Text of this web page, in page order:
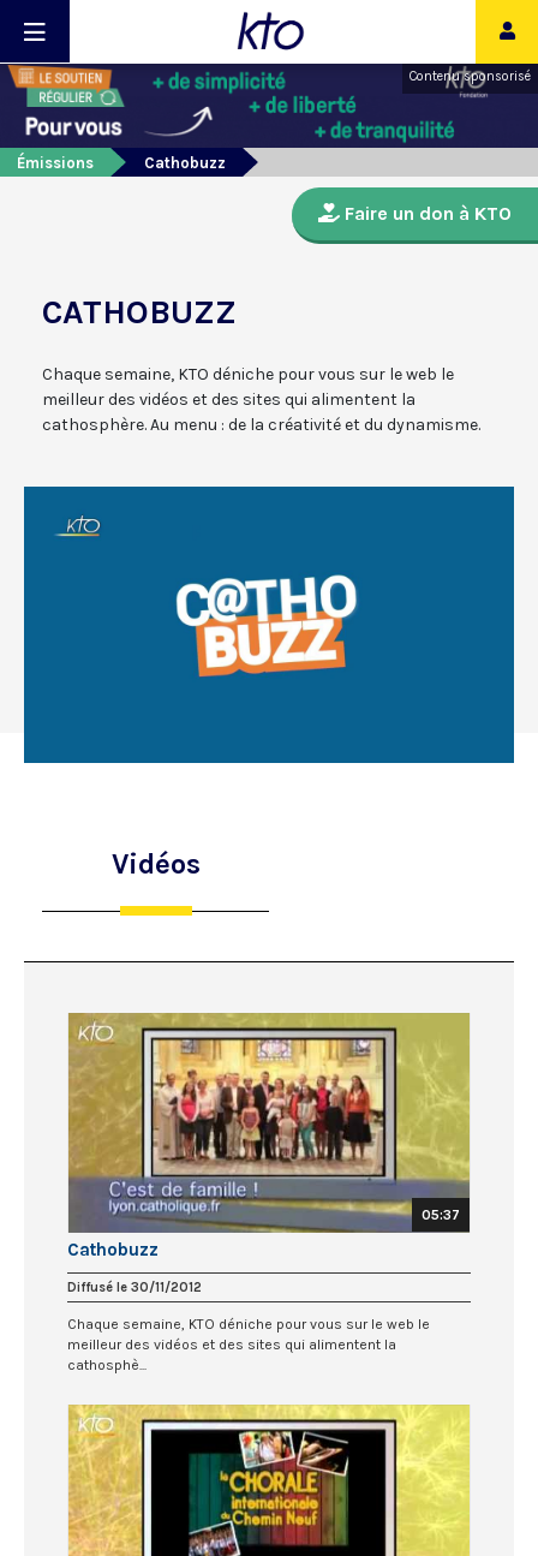
Contenu sponsorisé
Émissions Cathobuzz
Faire un don à KTO
CATHOBUZZ
Chaque semaine, KTO déniche pour vous sur le web le
meilleur des vidéos et des sites qui alimentent la
cathosphère. Au menu : de la créativité et du dynamisme.
Vidéos
05:37
Cathobuzz
Diffusé le 30/11/2012
Chaque semaine, KTO déniche pour vous sur le web le
meilleur des vidéos et des sites qui alimentent la
cathosphè...